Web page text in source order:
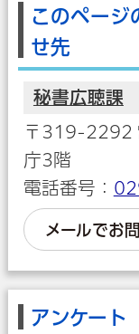
このページ
せ先
秘書広聴課
〒319-2292
庁3階
電話番号：
メールでお
アンケート